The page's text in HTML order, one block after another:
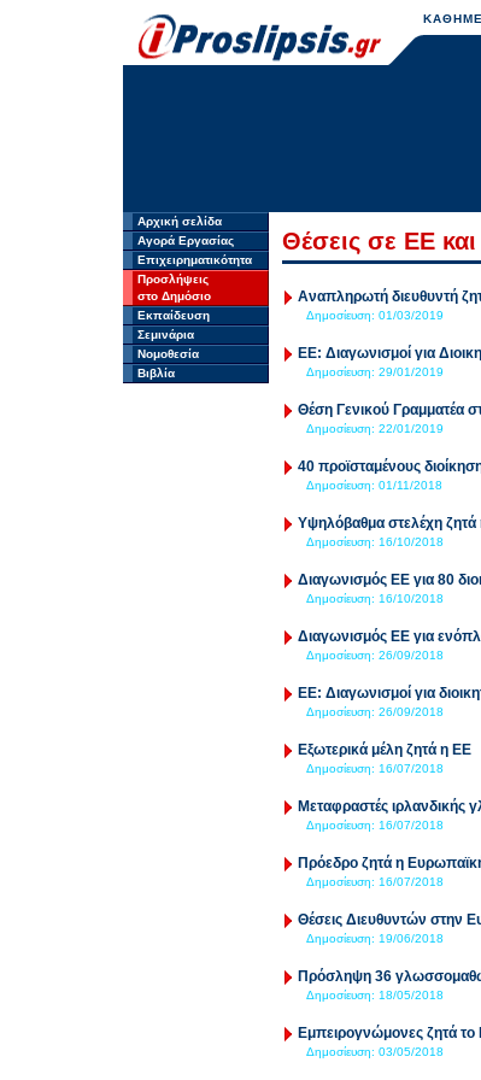
Αρχική σελίδα
Αγορά Εργασίας
Επιχειρηματικότητα
Προσλήψεις
στο Δημόσιο
Εκπαίδευση
Σεμινάρια
Νομοθεσία
Βιβλία
Θέσεις σε ΕΕ
Αναπληρωτή διευθυντή
Δημοσίευση: 01/03/2019
ΕΕ: Διαγωνισμοί για
Δημοσίευση: 29/01/2019
Θέση Γενικού Γραμματέα
Δημοσίευση: 22/01/2019
40 προϊσταμένους
Δημοσίευση: 01/11/2018
Υψηλόβαθμα στελέχη
Δημοσίευση: 16/10/2018
Διαγωνισμός ΕΕ για 80
Δημοσίευση: 16/10/2018
Διαγωνισμός ΕΕ για
Δημοσίευση: 26/09/2018
ΕΕ: Διαγωνισμοί για
Δημοσίευση: 26/09/2018
Εξωτερικά μέλη ζητά η ΕΕ
Δημοσίευση: 16/07/2018
Μεταφραστές ιρλανδικής
Δημοσίευση: 16/07/2018
Πρόεδρο ζητά η
Δημοσίευση: 16/07/2018
Θέσεις Διευθυντών στην
Δημοσίευση: 19/06/2018
Πρόσληψη 36
Δημοσίευση: 18/05/2018
Εμπειρογνώμονες ζητά
Δημοσίευση: 03/05/2018